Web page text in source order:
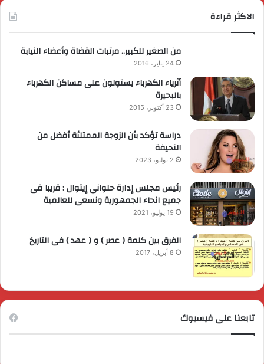
الاكثر قراءة
من الصغير للكبير.. مرتبات القضاة وأعضاء النيابة
24 يناير، 2016
أثرياء الكهرباء يستولون على مساكن الكهرباء
بالبحيرة
23 أكتوبر، 2015
دراسة تؤكد بأن الزوجة الممتلئة أفضل من
النحيفة
2 يوليو، 2023
رئيس مجلس إدارة حلواني إيتوال : قريبا فى
جميع انحاء الجمهورية ونسعى للعالمية
19 يوليو، 2021
الفرق بين كلمة ( عصر ) و ( عهد ) فى التاريخ
8 أبريل، 2017
تابعنا على فيسبوك